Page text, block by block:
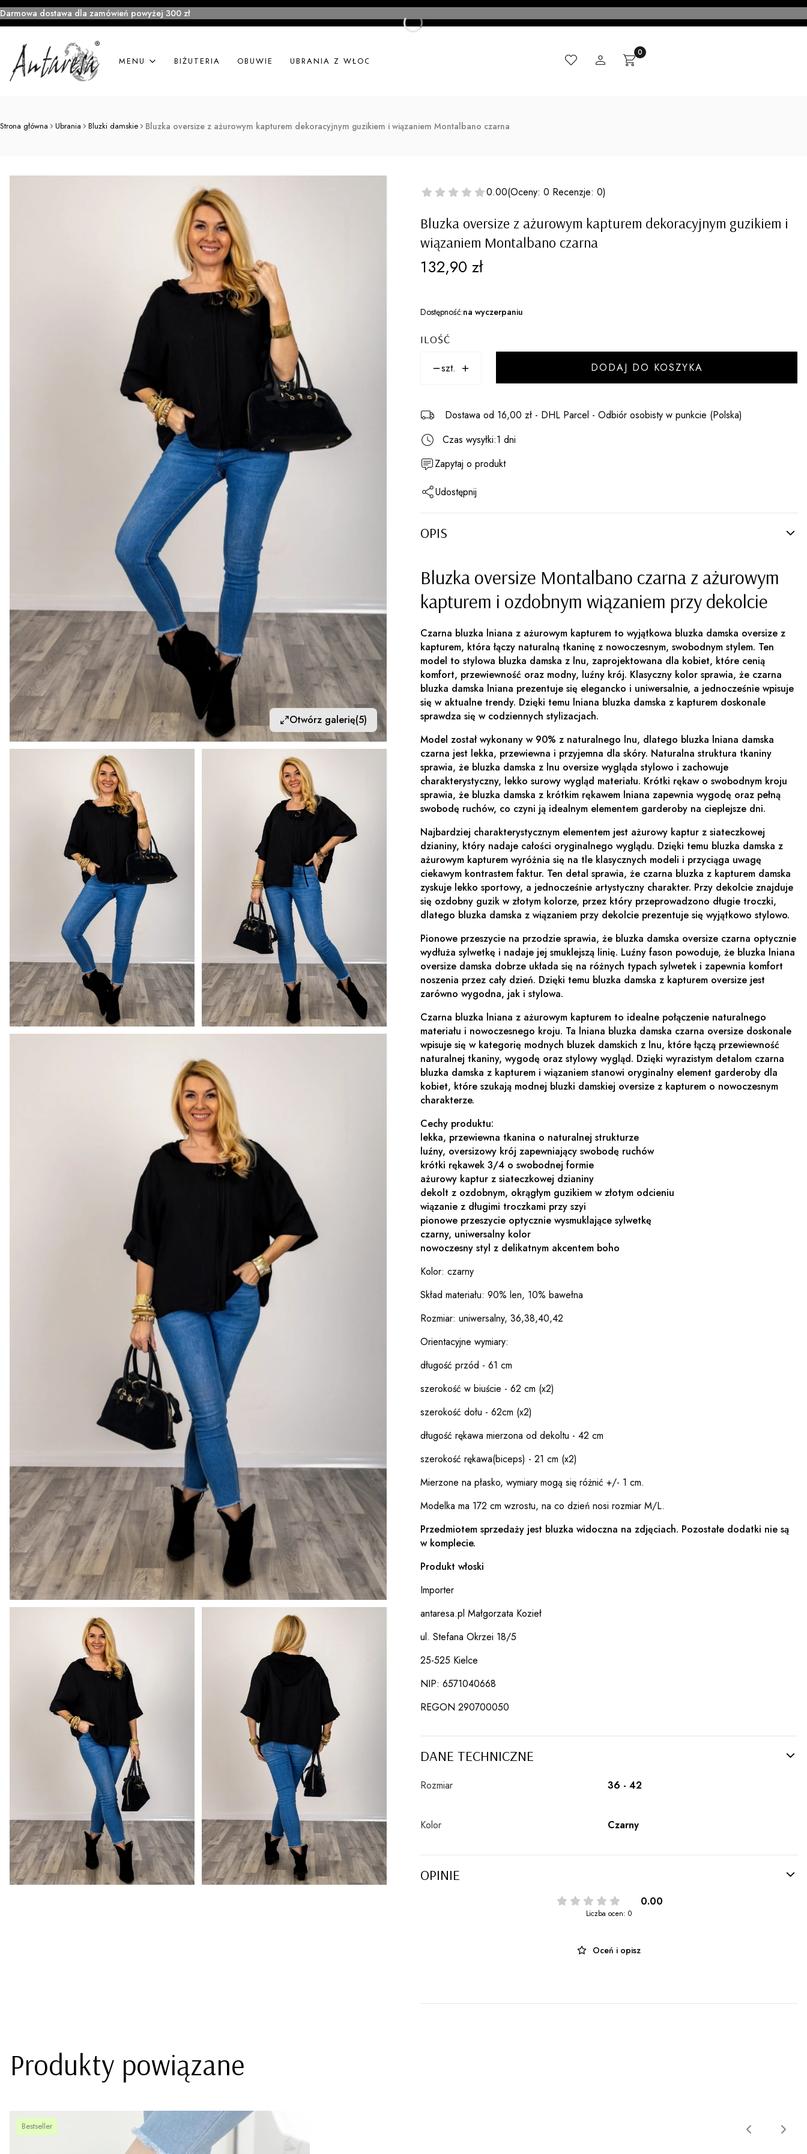
Darmowa dostawa dla zamówień powyżej 300 zł
MENU BIŻUTERIA OBUWIE UBRANIA Z WŁOCH MADE IN ITALY
UlubioneZaloguj sięProdukty w koszyku: 0. Zobacz szczegóły
Koszyk
Strona główna Ubrania Bluzki damskie Bluzka oversize z ażurowym kapturem dekoracyjnym guzikiem i wiązaniem Montalbano czarna
Otwórz galerię(5)
0.00(Oceny: 0 Recenzje: 0)
Bluzka oversize z ażurowym kapturem dekoracyjnym guzikiem i
wiązaniem Montalbano czarna
Cena
132,90 zł
Dostępność:na wyczerpaniu
ILOŚĆ
szt. DODAJ DO KOSZYKA
Dostawa od 16,00 zł - DHL Parcel - Odbiór osobisty w punkcie (Polska)
Czas wysyłki:1 dni
Zapytaj o produkt
Udostępnij
OPIS
Bluzka oversize Montalbano czarna z ażurowym
kapturem i ozdobnym wiązaniem przy dekolcie
Czarna bluzka lniana z ażurowym kapturem to wyjątkowa bluzka damska oversize z
kapturem, która łączy naturalną tkaninę z nowoczesnym, swobodnym stylem. Ten
model to stylowa bluzka damska z lnu, zaprojektowana dla kobiet, które cenią
komfort, przewiewność oraz modny, luźny krój. Klasyczny kolor sprawia, że czarna
bluzka damska lniana prezentuje się elegancko i uniwersalnie, a jednocześnie wpisuje
się w aktualne trendy. Dzięki temu lniana bluzka damska z kapturem doskonale
sprawdza się w codziennych stylizacjach.
Model został wykonany w 90% z naturalnego lnu, dlatego bluzka lniana damska
czarna jest lekka, przewiewna i przyjemna dla skóry. Naturalna struktura tkaniny
sprawia, że bluzka damska z lnu oversize wygląda stylowo i zachowuje
charakterystyczny, lekko surowy wygląd materiału. Krótki rękaw o swobodnym kroju
sprawia, że bluzka damska z krótkim rękawem lniana zapewnia wygodę oraz pełną
swobodę ruchów, co czyni ją idealnym elementem garderoby na cieplejsze dni.
Najbardziej charakterystycznym elementem jest ażurowy kaptur z siateczkowej
dzianiny, który nadaje całości oryginalnego wyglądu. Dzięki temu bluzka damska z
ażurowym kapturem wyróżnia się na tle klasycznych modeli i przyciąga uwagę
ciekawym kontrastem faktur. Ten detal sprawia, że czarna bluzka z kapturem damska
zyskuje lekko sportowy, a jednocześnie artystyczny charakter. Przy dekolcie znajduje
się ozdobny guzik w złotym kolorze, przez który przeprowadzono długie troczki,
dlatego bluzka damska z wiązaniem przy dekolcie prezentuje się wyjątkowo stylowo.
Pionowe przeszycie na przodzie sprawia, że bluzka damska oversize czarna optycznie
wydłuża sylwetkę i nadaje jej smuklejszą linię. Luźny fason powoduje, że bluzka lniana
oversize damska dobrze układa się na różnych typach sylwetek i zapewnia komfort
noszenia przez cały dzień. Dzięki temu bluzka damska z kapturem oversize jest
zarówno wygodna, jak i stylowa.
Czarna bluzka lniana z ażurowym kapturem to idealne połączenie naturalnego
materiału i nowoczesnego kroju. Ta lniana bluzka damska czarna oversize doskonale
wpisuje się w kategorię modnych bluzek damskich z lnu, które łączą przewiewność
naturalnej tkaniny, wygodę oraz stylowy wygląd. Dzięki wyrazistym detalom czarna
bluzka damska z kapturem i wiązaniem stanowi oryginalny element garderoby dla
kobiet, które szukają modnej bluzki damskiej oversize z kapturem o nowoczesnym
charakterze.
Cechy produktu:
lekka, przewiewna tkanina o naturalnej strukturze
luźny, oversizowy krój zapewniający swobodę ruchów
krótki rękawek 3/4 o swobodnej formie
ażurowy kaptur z siateczkowej dzianiny
dekolt z ozdobnym, okrągłym guzikiem w złotym odcieniu
wiązanie z długimi troczkami przy szyi
pionowe przeszycie optycznie wysmuklające sylwetkę
czarny, uniwersalny kolor
nowoczesny styl z delikatnym akcentem boho
Kolor: czarny
Skład materiału: 90% len, 10% bawełna
Rozmiar: uniwersalny, 36,38,40,42
Orientacyjne wymiary:
długość przód - 61 cm
szerokość w biuście - 62 cm (x2)
szerokość dołu - 62cm (x2)
długość rękawa mierzona od dekoltu - 42 cm
szerokość rękawa(biceps) - 21 cm (x2)
Mierzone na płasko, wymiary mogą się różnić +/- 1 cm.
Modelka ma 172 cm wzrostu, na co dzień nosi rozmiar M/L.
Przedmiotem sprzedaży jest bluzka widoczna na zdjęciach. Pozostałe dodatki nie są
w komplecie.
Produkt włoski
Importer
antaresa.pl Małgorzata Kozieł
ul. Stefana Okrzei 18/5
25-525 Kielce
NIP: 6571040668
REGON 290700050
DANE TECHNICZNE
Rozmiar 36 - 42
Kolor Czarny
OPINIE
0.00
Liczba ocen: 0
Oceń i opisz
Produkty powiązane
Bestseller